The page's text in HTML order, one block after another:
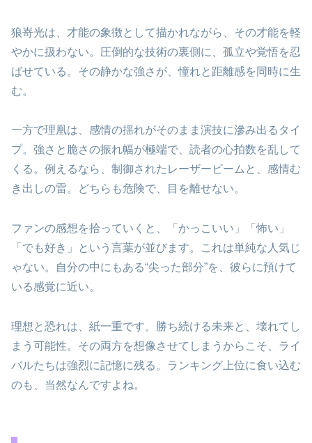
狼嵜光は、才能の象徴として描かれながら、その才能を軽
やかに扱わない。圧倒的な技術の裏側に、孤立や覚悟を忍
ばせている。その静かな強さが、憧れと距離感を同時に生
む。
一方で理凰は、感情の揺れがそのまま演技に滲み出るタイ
プ。強さと脆さの振れ幅が極端で、読者の心拍数を乱して
くる。例えるなら、制御されたレーザービームと、感情む
き出しの雷。どちらも危険で、目を離せない。
ファンの感想を拾っていくと、「かっこいい」「怖い」
「でも好き」という言葉が並びます。これは単純な人気じ
ゃない。自分の中にもある“尖った部分”を、彼らに預けて
いる感覚に近い。
理想と恐れは、紙一重です。勝ち続ける未来と、壊れてし
まう可能性。その両方を想像させてしまうからこそ、ライ
バルたちは強烈に記憶に残る。ランキング上位に食い込む
のも、当然なんですよね。